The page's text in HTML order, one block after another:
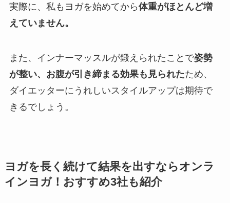
実際に、私もヨガを始めてから体重がほとんど増
えていません。
また、インナーマッスルが鍛えられたことで姿勢
が整い、お腹が引き締まる効果も見られたため、
ダイエッターにうれしいスタイルアップは期待で
きるでしょう。
ヨガを長く続けて結果を出すならオンラ
インヨガ！おすすめ3社も紹介